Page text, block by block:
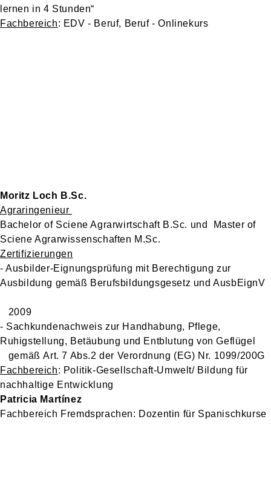
lernen in 4 Stunden“
Fachbereich: EDV - Beruf, Beruf - Onlinekurs
Moritz Loch B.Sc.
Agraringenieur
Bachelor of Sciene Agrarwirtschaft B.Sc. und
Master of
Sciene Agrarwissenschaften M.Sc.
Zertifizierungen
- Ausbilder-Eignungsprüfung mit Berechtigung zur
Ausbildung gemäß Berufsbildungsgesetz und AusbEignV
2009
- Sachkundenachweis zur Handhabung, Pflege,
Ruhigstellung, Betäubung und Entblutung von Geflügel
gemäßArt. 7 Abs.2 der Verordnung (EG) Nr. 1099/200G
Fachbereich: Politik-Gesellschaft-Umwelt/ Bildung für
nachhaltige Entwicklung
Patricia Martínez
Fachbereich Fremdsprachen: Dozentin für Spanischkurse